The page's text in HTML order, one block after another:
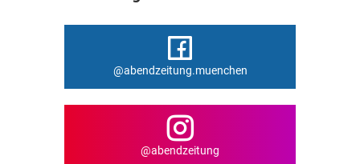
@abendzeitung.muenchen
@abendzeitung